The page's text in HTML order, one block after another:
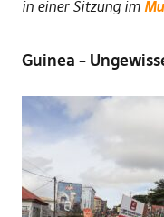
in einer Sitzung im
Guinea –